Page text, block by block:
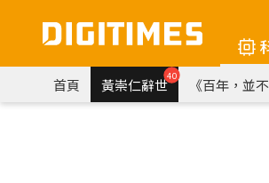
首頁 黃崇仁辭世40 《百年，並